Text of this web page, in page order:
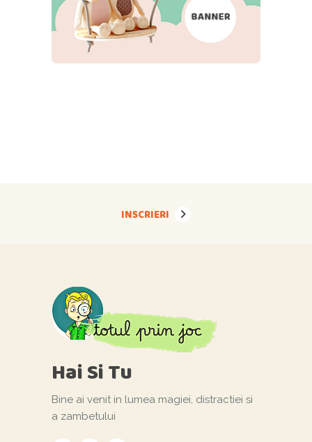
INSCRIERI
Hai Si Tu
Bine ai venit in lumea magiei, distractiei si
a zambetului